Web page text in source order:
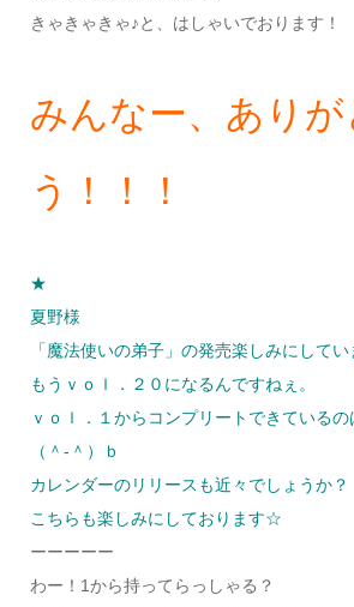
きゃきゃきゃ♪と、はしゃいでおります！
みんなー、ありが
う！！！
★
夏野様
「魔法使いの弟子」の発売楽しみにしてい
もうｖｏｌ．２０になるんですねぇ。
ｖｏｌ．１からコンプリートできている
（＾-＾）ｂ
カレンダーのリリースも近々でしょうか？
こちらも楽しみにしております☆
ーーーーー
わー！1から持ってらっしゃる？